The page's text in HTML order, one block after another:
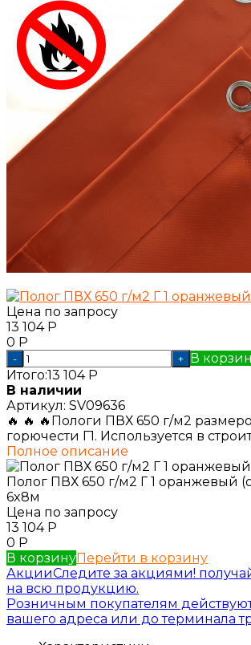
Цена по запросу
13 104 Р
0 Р
- + В
Итого:13 104 Р
В наличии
Артикул: SV09636
🔥 🔥 🔥Пологи ПВХ 650 г/м2
горючести Г1. Используется в
Полное описание
Полог ПВХ 650 г/м2 Г 1 оранжевый
6x8м
Цена по запросу
13 104 Р
0 Р
В корзинуПерейти в корзину
АкцииСледите за акциями!
на всю продукцию.
Розничным покупателям
вашего адреса или до терминала